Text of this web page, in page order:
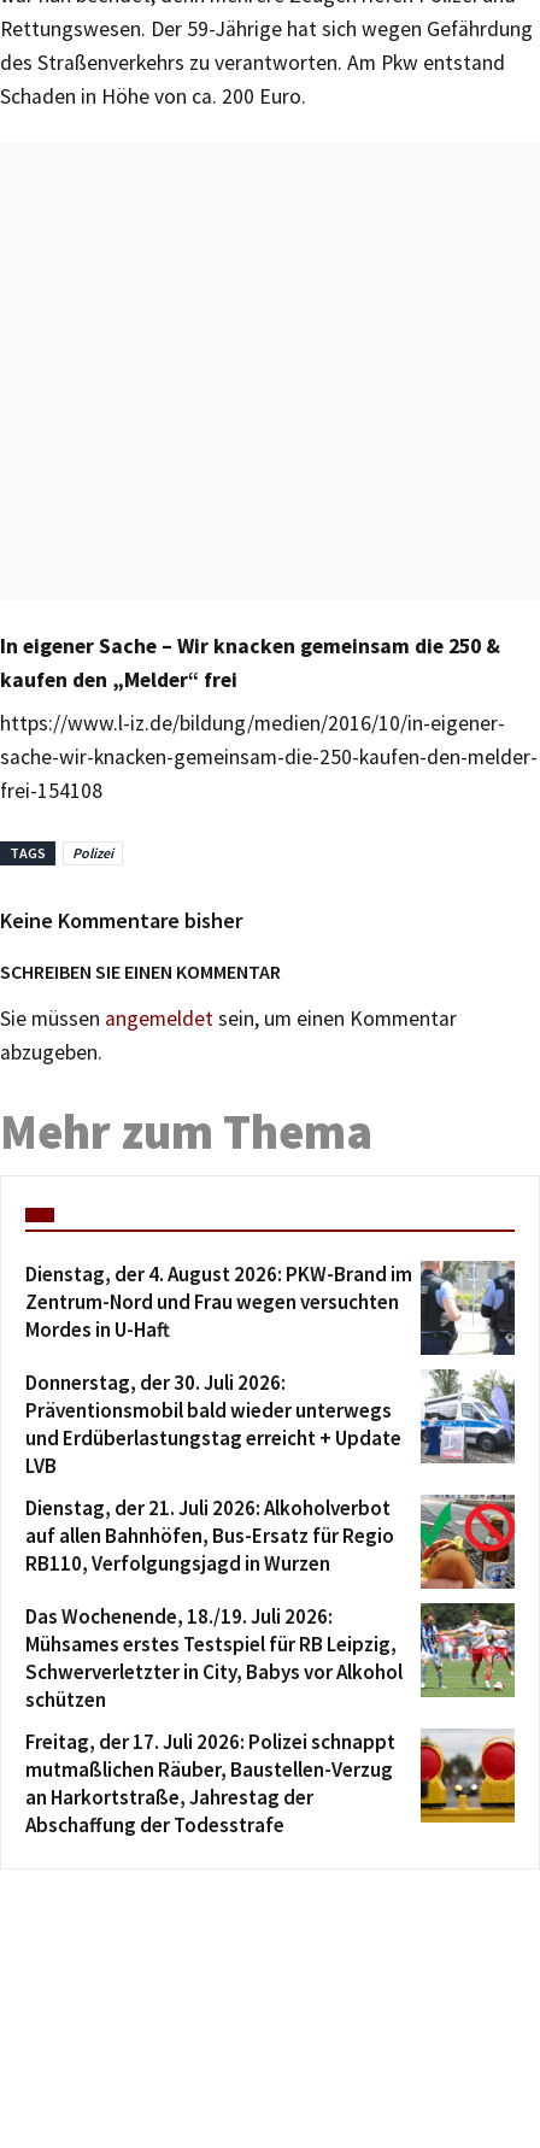
Rettungswesen. Der 59-Jährige hat sich wegen Gefährdung
des Straßenverkehrs zu verantworten. Am Pkw entstand
Schaden in Höhe von ca. 200 Euro.
In eigener Sache – Wir knacken gemeinsam die 250 &
kaufen den „Melder“ frei
https://www.l-iz.de/bildung/medien/2016/10/in-eigener-
sache-wir-knacken-gemeinsam-die-250-kaufen-den-melder-
frei-154108
TAGS Polizei
Keine Kommentare bisher
SCHREIBEN SIE EINEN KOMMENTAR
Sie müssen angemeldetsein, um einen Kommentar
abzugeben.
Mehr zum Thema
Dienstag, der 4. August 2026: PKW-Brand im
Zentrum-Nord und Frau wegen versuchten
Mordes in U-Haft
Donnerstag, der 30. Juli 2026:
Präventionsmobil bald wieder unterwegs
und Erdüberlastungstag erreicht + Update
LVB
Dienstag, der 21. Juli 2026: Alkoholverbot
auf allen Bahnhöfen, Bus-Ersatz für Regio
RB110, Verfolgungsjagd in Wurzen
Das Wochenende, 18./19. Juli 2026:
Mühsames erstes Testspiel für RB Leipzig,
Schwerverletzter in City, Babys vor Alkohol
schützen
Freitag, der 17. Juli 2026: Polizei schnappt
mutmaßlichen Räuber, Baustellen-Verzug
an Harkortstraße, Jahrestag der
Abschaffung der Todesstrafe